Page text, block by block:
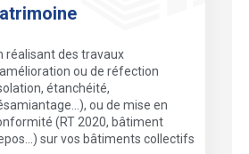
réalisant des travaux
ou de réfection
étanchéité,
ou de mise en
(RT 2020, bâtiment
sur vos bâtiments collectifs